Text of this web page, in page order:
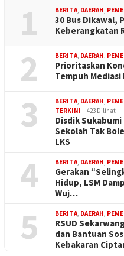
1 BERITA, DAERAH,
30 Bus Dikawal,
Keberangkatan
2 BERITA, DAERAH,
Prioritaskan
Tempuh
3 BERITA, DAERAH,
TERKINI
423 Dilihat
Disdik
Sekolah Tak
LKS
4 BERITA, DAERAH,
Gerakan
Hidup, LSM
Wuj…
5 BERITA, DAERAH,
RSUD
dan Bantuan
Kebakaran